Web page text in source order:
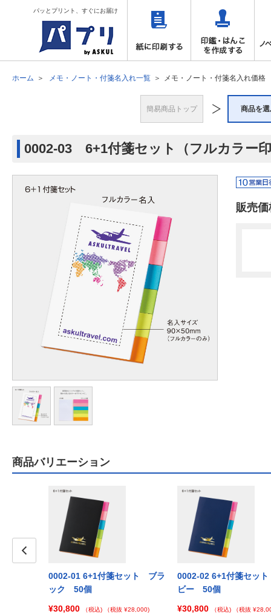
パッとプリント、すぐにお届け
ホーム メモ・ノート・付箋名入れ一覧 メモ・ノート・付箋名入れ価格
簡易商品トップ 商品を
0002-03 6+1付箋セット（フルカラー
販売価
商品バリエーション
0002-01 6+1付箋セット ブラ
ック 50個
¥30,800
（税込) （税抜 ¥28,000)
0002-02 6+1付箋セッ
ビー 50個
¥30,800
（税込) （税抜